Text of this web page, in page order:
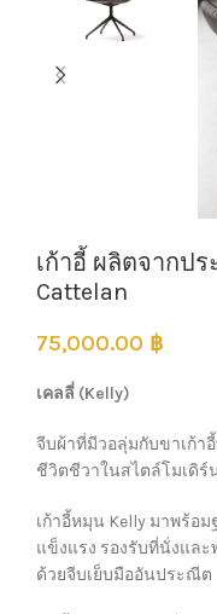
เก้าอี้ ผลิตจากปร
Cattelan
75,000.00 ฿
เคลลี่ (Kelly)
จีบผ้าที่มีวอลุ่มกับขาเก้า
ชีวิตชีวาในสไตล์โมเดิร์
เก้าอี้หมุน Kelly มาพร้อ
แข็งแรง รองรับที่นั่งแล
ด้วยจีบเย็บมืออันประณีต